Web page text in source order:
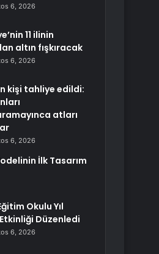
6, 2026
11 ilinin
altın fışkıracak
6, 2026
kişi tahliye edildi:
atları
6, 2026
İlk Tasarım
Okulu Yıl
Düzenledi
6, 2026